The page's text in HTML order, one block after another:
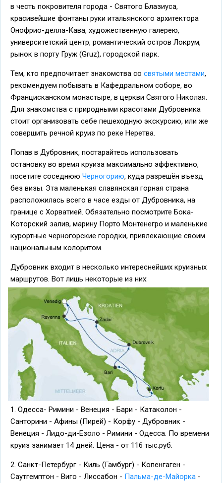
в честь покровителя города - Святого Блазиуса,
красивейшие фонтаны руки итальянского архитектора
Онофрио-делла-Кава, художественную галерею,
университетский центр, романтический остров Локрум,
рынок в порту Груж (Gruz), городской парк.
Тем, кто предпочитает знакомства со святыми местами,
рекомендуем побывать в Кафедральном соборе, во
Францисканском монастыре, в церкви Святого Николая.
Для знакомства с природными красотами Дубровника
стоит организовать себе пешеходную экскурсию, или же
совершить речной круиз по реке Неретва.
Попав в Дубровник, постарайтесь использовать
остановку во время круиза максимально эффективно,
посетите соседнюю Черногорию, куда разрешён въезд
без визы. Эта маленькая славянская горная страна
расположилась всего в часе езды от Дубровника, на
границе с Хорватией. Обязательно посмотрите Бока-
Которский залив, марину Порто Монтенегро и маленькие
курортные черногорские городки, привлекающие своим
национальным колоритом.
Дубровник входит в несколько интереснейших круизных
маршрутов. Вот лишь некоторые из них:
1. Одесса- Римини - Венеция - Бари - Катаколон -
Санторини - Афины (Пирей) - Корфу - Дубровник -
Венеция - Лидо-ди-Езоло - Римини - Одесса. По времени
круиз занимает 14 дней. Цена - от 116 тыс.руб.
2. Санкт-Петербург - Киль (Гамбург) - Копенгаген -
Саутгемптон - Виго - Лиссабон - Пальма-де-Майорка -